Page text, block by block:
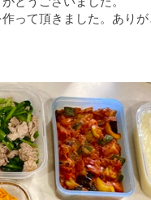
って頂きました。あり